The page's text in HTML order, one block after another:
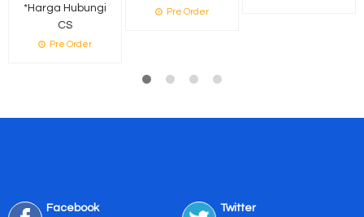
*Harga Hubungi
CS
Pre Order
Pre Order
Facebook Twitter